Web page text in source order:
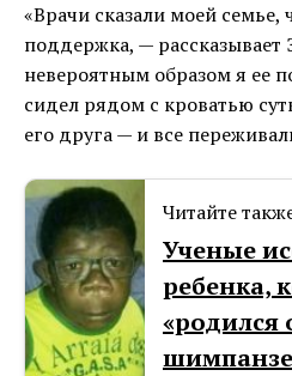
«Врачи сказали моей семье,
поддержка, —
невероятным образом я ее
сидел рядом с кроватью
его друга — и все
Читайте
Ученые
ребенка,
«родился